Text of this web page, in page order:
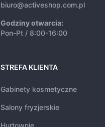
biuro@activeshop.com.pl
Godziny otwarcia:
Pon-Pt / 8:00-16:00
STREFA KLIENTA
Gabinety kosmetyczne
Salony fryzjerskie
Hurtownie